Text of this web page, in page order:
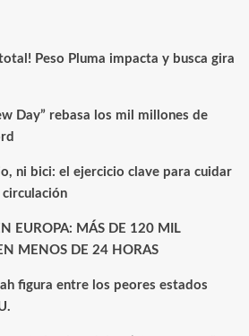
Peso Pluma impacta y busca gira
Day” rebasa los mil millones de
ni bici: el ejercicio clave para cuidar
EUROPA: MÁS DE 120 MIL
MENOS DE 24 HORAS
figura entre los peores estados